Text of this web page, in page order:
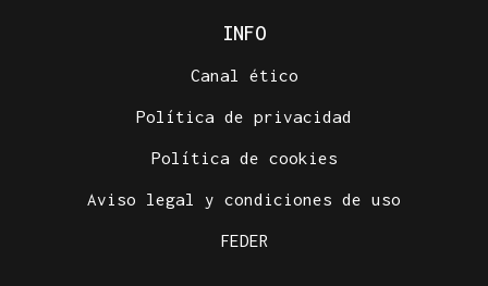
INFO
Canal ético
Política de privacidad
Política de cookies
Aviso legal y condiciones de uso
FEDER